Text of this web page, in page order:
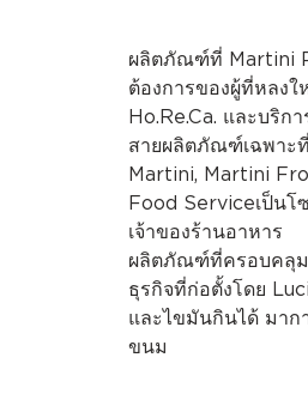
ผลิตภัณฑ์ที่ Martini
ต้องการของผู้ที่หลงใ
Ho.Re.Ca. และบริก
สายผลิตภัณฑ์เฉพาะ
Martini, Martini
Food Serviceเป็นโ
เจ้าของร้านอาหาร
ผลิตภัณฑ์ที่ครอบคลุม
ธุรกิจที่ก่อตั้งโดย
และไขมันกินได้ มาก
ขนม